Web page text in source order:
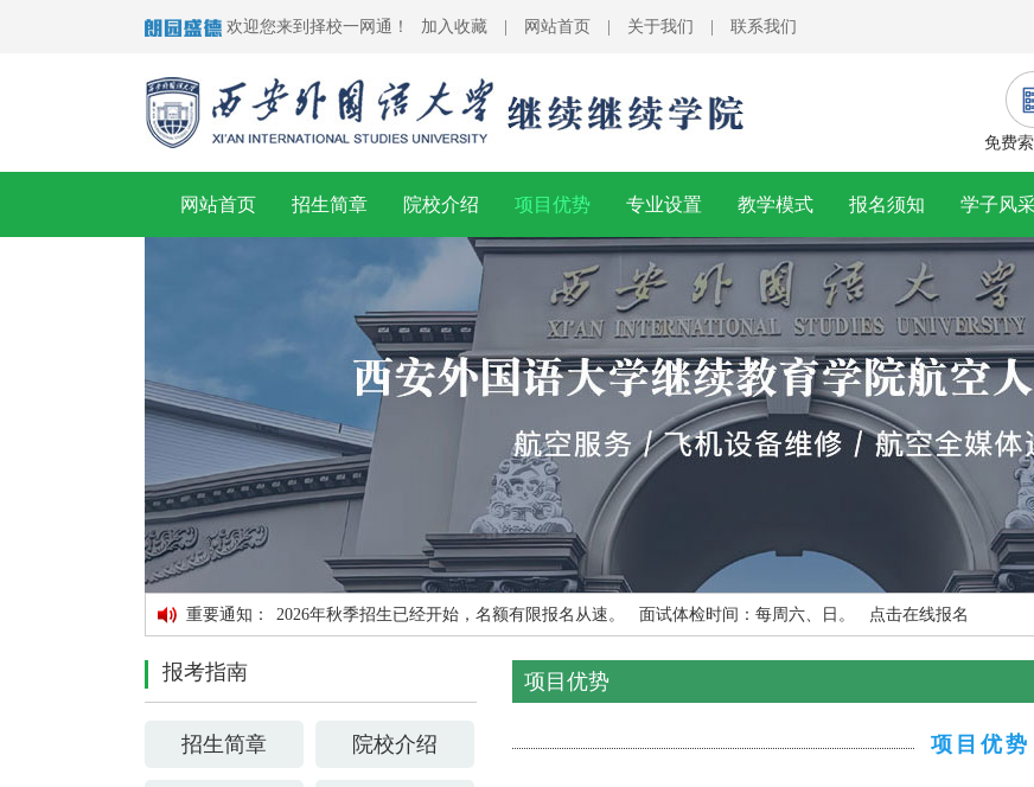
欢迎您来到择校一网通！ 加入收藏 网站首页 关于我们 联系我们
免费
网站首页 招生简章 院校介绍 项目优势 专业设置 教学模式 报名须知 学子风
重要通知： 2026年秋季招生已经开始，名额有限报名从速。 面试体检时间：每周六、日。 点击在线报名
报考指南
招生简章 院校介绍
项目优势
项目优势